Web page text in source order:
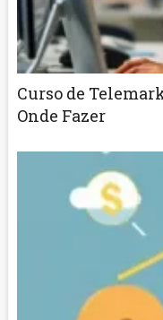
Curso de
Onde Fazer